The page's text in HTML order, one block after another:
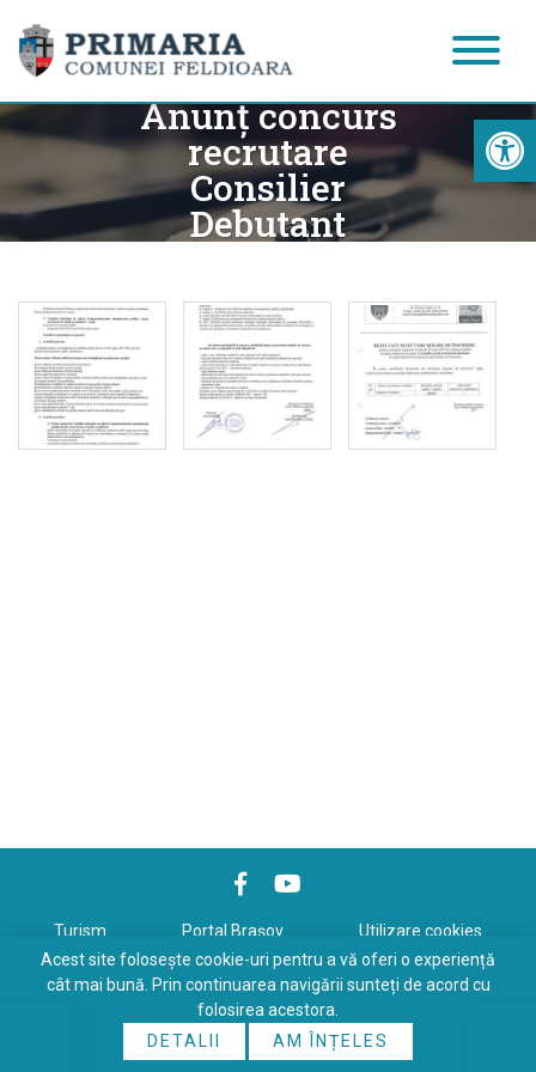
Anunţ concurs
recrutare
Consilier
Debutant
Turism Portal Braşov Utilizare cookies
Politică de confidenţialitate
Copyrights © 2026 All Rights Reserved. Powered by
Online
Acest site folosește cookie-uri pentru a vă oferi o experiență
cât mai bună. Prin continuarea navigării sunteți de acord cu
folosirea acestora.
DETALII
AM ÎNȚELES